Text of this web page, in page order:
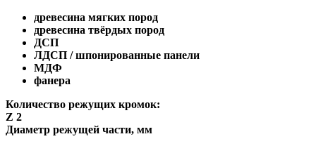
древесина мягких пород
древесина твёрдых пород
ДСП
ЛДСП / шпонированные панели
МДФ
фанера
Количество режущих кромок:
Z 2
Диаметр режущей части, мм